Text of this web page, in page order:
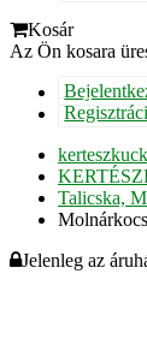
Kosár
Az Ön kosara
Talicska,
Jelenleg az